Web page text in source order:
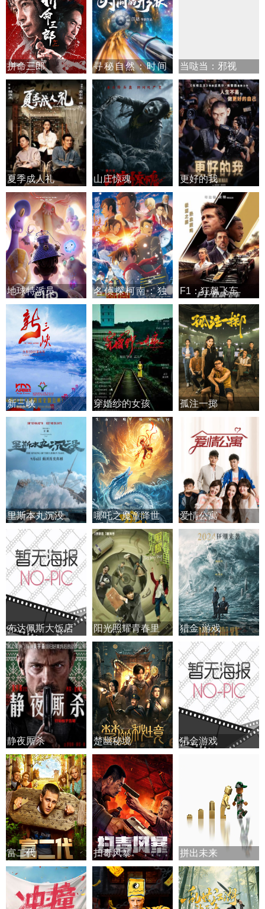
拼命三郎
寻秘自然：时间
的形状
当哒当：邪视
夏季成人礼 山庄惊魂 更好的我
地球特派员
名侦探柯南：独
眼的残像
F1：狂飙飞车
新三峡 穿婚纱的女孩 孤注一掷
里斯本丸沉没 哪吒之魔童降世 爱情公寓
布达佩斯大饭店 阳光照耀青春里 猎金·游戏
静夜厮杀 楚幽秘境 猎金游戏
富二代 扫毒风暴 拼出未来